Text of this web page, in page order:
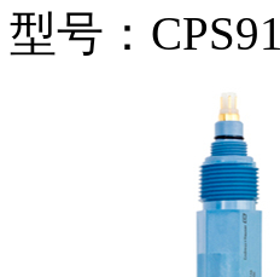
型号：CPS91